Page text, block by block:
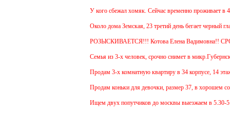
У кого сбежал хомяк. Сейчас временно проживает в
Около дома Земская, 23 третий день бегает черный
РОЗЫСКИВАЕТСЯ!!! Котова Елена Вадимовна!!
Семья из 3-х человек, срочно снимет в
Продам 3-х комнатную квартиру в 34 корпусе, 14
Продам коньки для девочки, размер 37, в хорошем
Ищем двух попутчиков до москвы выезжаем в 5.30-